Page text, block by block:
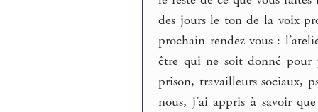
des jours le ton de la voix
prochain rendez-vous :
être qui ne soit donné pour
prison, travailleurs sociaux,
nous, j’ai appris à savoir